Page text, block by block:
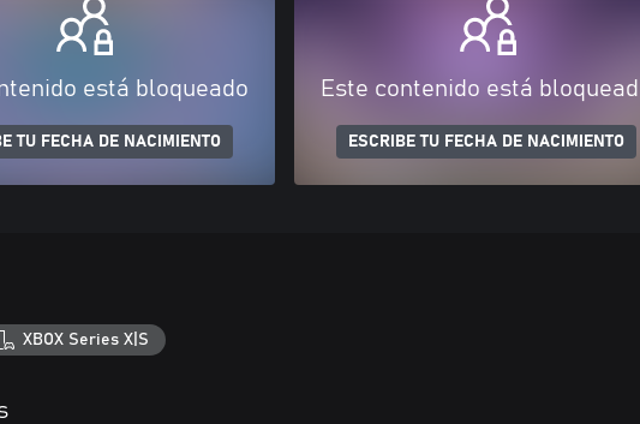
está bloqueado
TU FECHA DE NACIMIENTO
Este contenido está
ESCRIBE TU FECHA DE NACIMIENTO
XBOX Series X|S